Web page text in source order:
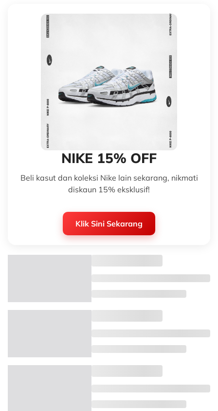
NIKE 15% OFF
Beli kasut dan koleksi Nike lain sekarang, nikmati
diskaun 15% eksklusif!
Klik Sini Sekarang